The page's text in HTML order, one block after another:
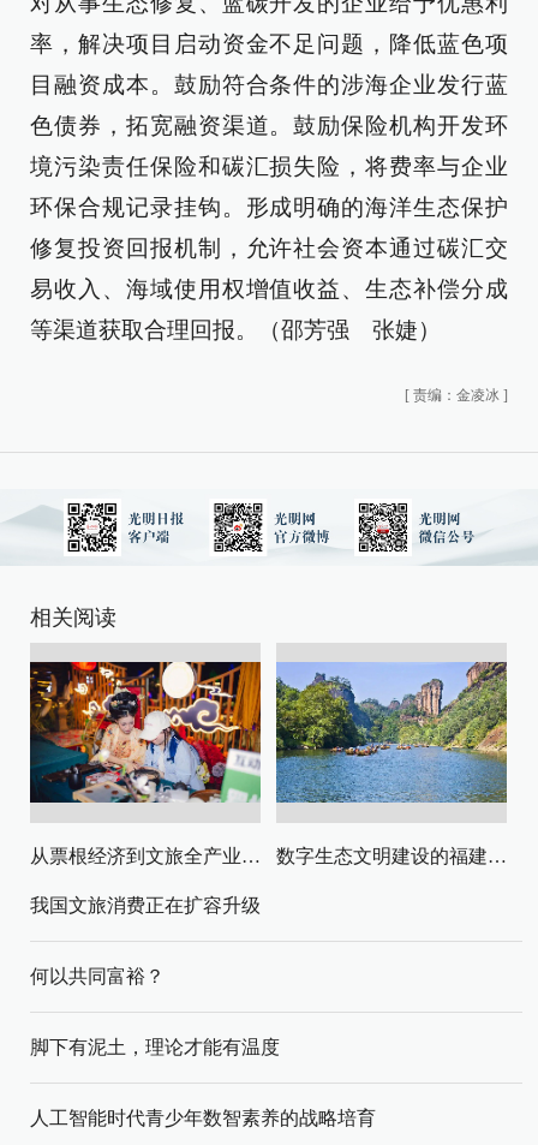
率，解决项目启动资金不足问题，降低蓝色项
目融资成本。鼓励符合条件的涉海企业发行蓝
色债券，拓宽融资渠道。鼓励保险机构开发环
境污染责任保险和碳汇损失险，将费率与企业
环保合规记录挂钩。形成明确的海洋生态保护
修复投资回报机制，允许社会资本通过碳汇交
易收入、海域使用权增值收益、生态补偿分成
等渠道获取合理回报。（邵芳强 张婕）
[ 责编：金凌冰 ]
相关阅读
从票根经济到文旅全产业链升级 数字生态文明建设的福建路径与启示
我国文旅消费正在扩容升级
何以共同富裕？
脚下有泥土，理论才能有温度
人工智能时代青少年数智素养的战略培育